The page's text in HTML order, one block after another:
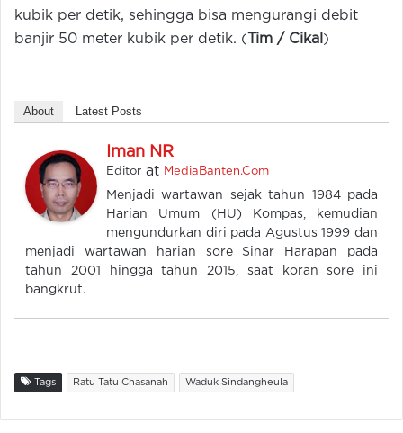
kubik per detik, sehingga bisa mengurangi debit
banjir 50 meter kubik per detik. ( Tim / Cikal )
About Latest Posts
Iman NR
Editor at MediaBanten.Com
Menjadi wartawan sejak tahun 1984 pada
Harian Umum (HU) Kompas, kemudian
mengundurkan diri pada Agustus 1999 dan
menjadi wartawan harian sore Sinar Harapan pada
tahun 2001 hingga tahun 2015, saat koran sore ini
bangkrut.
Tags Ratu Tatu Chasanah Waduk Sindangheula